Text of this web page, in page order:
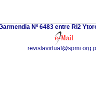
Nº 6483 entre RI2